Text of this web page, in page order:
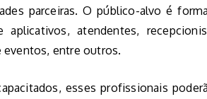
parceiras. O público-alvo é
atendentes,
eventos, entre outros.
esses profissionais